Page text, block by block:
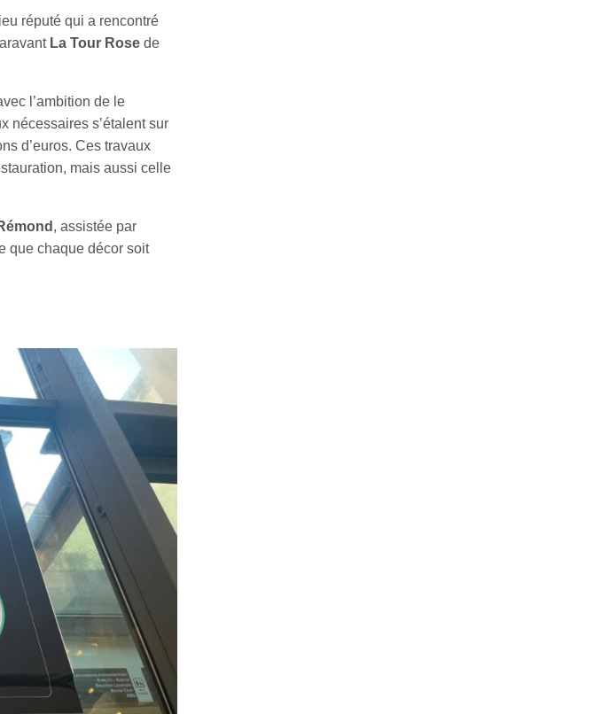
réputé qui a rencontré
La Tour Rose de
l’ambition de le
nécessaires s’étalent sur
d’euros. Ces travaux
mais aussi celle
, assistée par
que chaque décor soit